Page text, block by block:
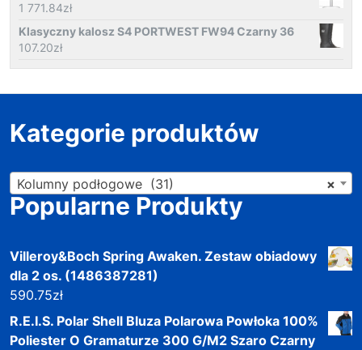
1 771.84zł
Klasyczny kalosz S4 PORTWEST FW94 Czarny 36
107.20zł
Kategorie produktów
×
Kolumny podłogowe (31)
Popularne Produkty
Villeroy&Boch Spring Awaken. Zestaw obiadowy
dla 2 os. (1486387281)
590.75zł
R.E.I.S. Polar Shell Bluza Polarowa Powłoka 100%
Poliester O Gramaturze 300 G/M2 Szaro Czarny